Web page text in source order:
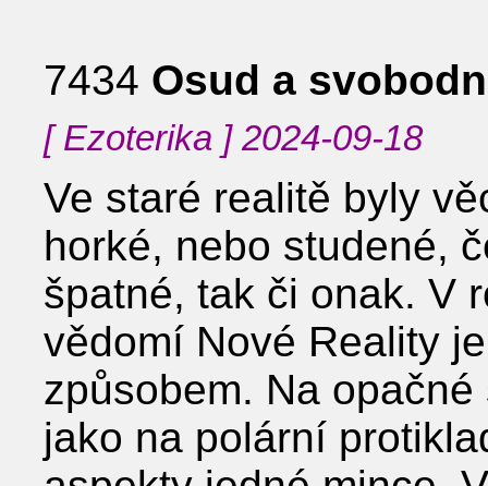
7434 Osud a
[ Ezoterika ] 2024-09-18
Ve staré realitě byly
horké, nebo studené,
špatné, tak či onak. V
vědomí Nové Reality
způsobem. Na
jako na polární